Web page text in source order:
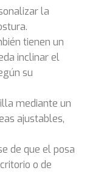
la
tienen un
inclinar el
su
mediante un
ajustables,
de que el posa
o de